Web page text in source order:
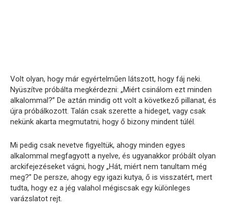
Volt olyan, hogy már egyértelműen látszott, hogy fáj neki.
Nyüszítve próbálta megkérdezni: „Miért csinálom ezt minden
alkalommal?” De aztán mindig ott volt a következő pillanat, és
újra próbálkozott. Talán csak szerette a hideget, vagy csak
nekünk akarta megmutatni, hogy ő bizony mindent túlél.
Mi pedig csak nevetve figyeltük, ahogy minden egyes
alkalommal megfagyott a nyelve, és ugyanakkor próbált olyan
arckifejezéseket vágni, hogy „Hát, miért nem tanultam még
meg?” De persze, ahogy egy igazi kutya, ő is visszatért, mert
tudta, hogy ez a jég valahol mégiscsak egy különleges
varázslatot rejt.